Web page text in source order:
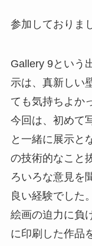
参加しておりま
Gallery 9という
示は、真新しい
ても気持ちよか
今回は、初めて
と一緒に展示と
の技術的なこと
ろいろな意見を
良い経験でした。
絵画の迫力に負
に印刷した作品